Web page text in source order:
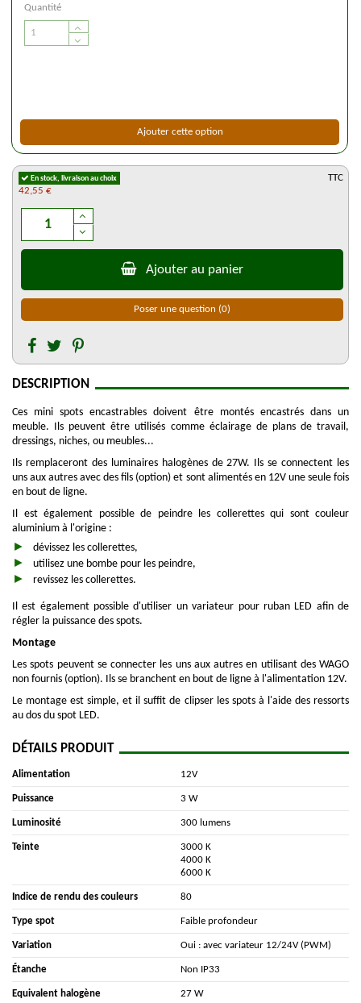
Quantité
Ajouter cette option
En stock, livraison au choix
42,55 €
TTC
Ajouter au panier
Poser une question (0)
DESCRIPTION
Ces mini spots encastrables doivent être montés encastrés dans un
meuble. Ils peuvent être utilisés comme éclairage de plans de travail,
dressings, niches, ou meubles...
Ils remplaceront des luminaires halogènes de 27W. Ils se connectent les
uns aux autres avec des fils (option) et sont alimentés en 12V une seule fois
en bout de ligne.
Il est également possible de peindre les collerettes qui sont couleur
aluminium à l'origine :
dévissez les collerettes,
utilisez une bombe pour les peindre,
revissez les collerettes.
Il est également possible d'utiliser un variateur pour ruban LED afin de
régler la puissance des spots.
Montage
Les spots peuvent se connecter les uns aux autres en utilisant des WAGO
non fournis (option). Ils se branchent en bout de ligne à l'alimentation 12V.
Le montage est simple, et il suffit de clipser les spots à l'aide des ressorts
au dos du spot LED.
DÉTAILS PRODUIT
Alimentation 12V
Puissance 3 W
Luminosité 300 lumens
Teinte
3000 K
4000 K
6000 K
Indice de rendu des couleurs 80
Type spot Faible profondeur
Variation Oui : avec variateur 12/24V (PWM)
Étanche Non IP33
Equivalent halogène 27 W